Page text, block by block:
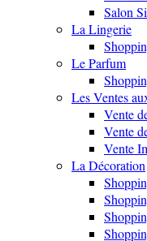
Salon
La Lingerie
Le Parfum
Les Ventes
Vente
Vente
Vente
La Décoration